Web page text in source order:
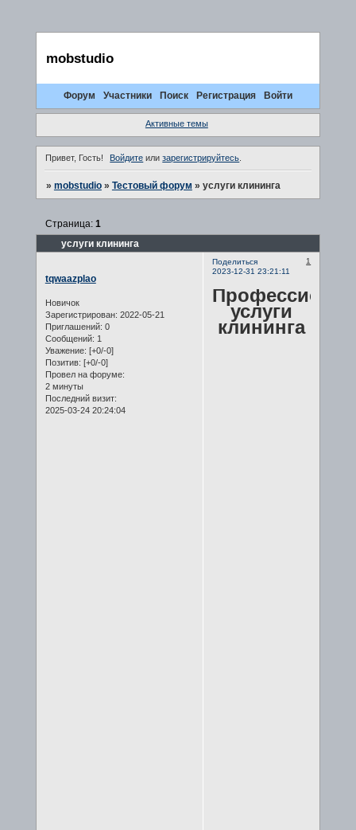
mobstudio
Форум Участники Поиск Регистрация Войти
Активные темы
Привет, Гость! Войдите илизарегистрируйтесь.
» mobstudio » Тестовый форум » услуги клининга
услуги клининга
Страница: 1
Поделиться
1
2023-12-31 23:21:11
tqwaazplao
Новичок
Зарегистрирован: 2022-05-21
Приглашений: 0
Сообщений: 1
Уважение: [+0/-0]
Позитив: [+0/-0]
Провел на форуме:
2 минуты
Последний визит:
2025-03-24 20:24:04
услуги
клининга